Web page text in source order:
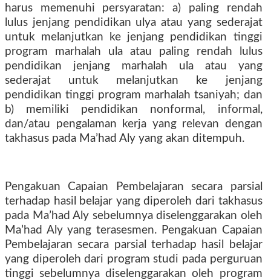
harus memenuhi persyaratan: a) paling rendah
lulus jenjang pendidikan ulya atau yang sederajat
untuk melanjutkan ke jenjang pendidikan tinggi
program marhalah ula atau paling rendah lulus
pendidikan jenjang marhalah ula atau yang
sederajat untuk melanjutkan ke jenjang
pendidikan tinggi program marhalah tsaniyah; dan
b) memiliki pendidikan nonformal, informal,
dan/atau pengalaman kerja yang relevan dengan
takhasus pada Ma’had Aly yang akan ditempuh.
Pengakuan Capaian Pembelajaran secara parsial
terhadap hasil belajar yang diperoleh dari takhasus
pada Ma’had Aly sebelumnya diselenggarakan oleh
Ma’had Aly yang terasesmen. Pengakuan Capaian
Pembelajaran secara parsial terhadap hasil belajar
yang diperoleh dari program studi pada perguruan
tinggi sebelumnya diselenggarakan oleh program